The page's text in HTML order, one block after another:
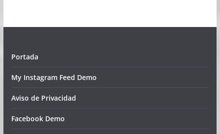
Portada
My Instagram Feed Demo
Aviso de Privacidad
Facebook Demo